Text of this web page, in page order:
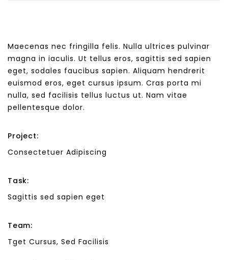
Maecenas nec fringilla felis. Nulla ultrices pulvinar
magna in iaculis. Ut tellus eros, sagittis sed sapien
eget, sodales faucibus sapien. Aliquam hendrerit
euismod eros, eget cursus ipsum. Cras porta mi
nulla, sed facilisis tellus luctus ut. Nam vitae
pellentesque dolor.
Project:
Consectetuer Adipiscing
Task:
Sagittis sed sapien eget
Team:
Tget Cursus, Sed Facilisis